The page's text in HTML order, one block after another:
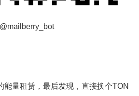
能量租赁，最后发现，直接换个TON